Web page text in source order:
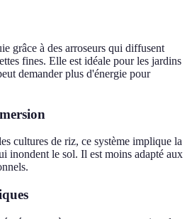
grâce à des arroseurs qui diffusent
fines. Elle est idéale pour les jardins
demander plus d'énergie pour
cultures de riz, ce système implique la
inondent le sol. Il est moins adapté aux